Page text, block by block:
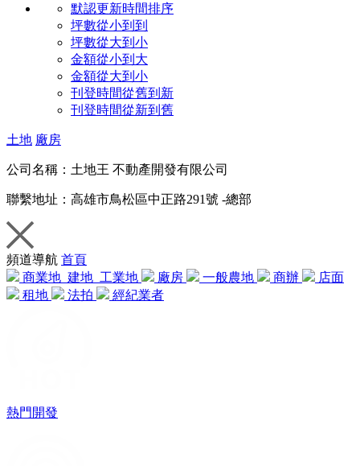
默認更新時間排序
坪數從小到到
坪數從大到小
金額從小到大
金額從大到小
刊登時間從舊到新
刊登時間從新到舊
土地 廠房
公司名稱： 土地王 不動產開發有限公司
聯繫地址： 高雄市鳥松區中正路291號 -總部
頻道導航 首頁
商業地 建地 工業地 廠房 一般農地 商辦
店面
租地
法拍 經紀業者
熱門開發